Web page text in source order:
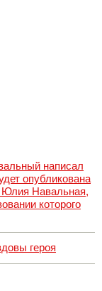
написал
опубликована
Юлия Навальная,
которого
героя